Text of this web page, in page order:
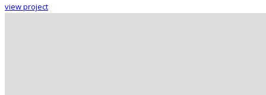
view project